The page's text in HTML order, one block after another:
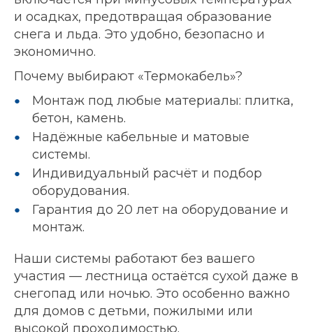
и осадках, предотвращая образование
снега и льда. Это удобно, безопасно и
экономично.
Почему выбирают «Термокабель»?
Монтаж под любые материалы: плитка,
бетон, камень.
Надёжные кабельные и матовые
системы.
Индивидуальный расчёт и подбор
оборудования.
Гарантия до 20 лет на оборудование и
монтаж.
Наши системы работают без вашего
участия — лестница остаётся сухой даже в
снегопад или ночью. Это особенно важно
для домов с детьми, пожилыми или
высокой проходимостью.